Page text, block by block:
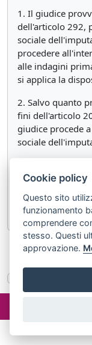
1. Il giudice
dell'articolo 292,
sociale
procedere
alle indagini
si applica la
2. Salvo quanto
fini dell'articolo
giudice procede
sociale
dall'articolo 312
applicano le
detenzione.
«
Cookie policy
Questo sito
funzionamento
comprendere
stesso. Questi
approvazione.